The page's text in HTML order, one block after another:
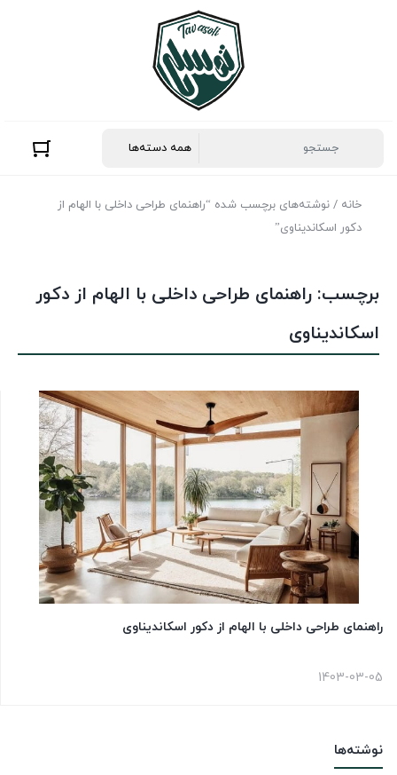
خانه / نوشته‌های برچسب شده “راهنمای طراحی داخلی با الهام از
دکور اسکاندیناوی”
نوشته‌ها
برچسب: راهنمای طراحی داخلی با الهام از دکور
اسکاندیناوی
راهنمای طراحی داخلی با الهام از دکور اسکاندیناوی
1403-03-05